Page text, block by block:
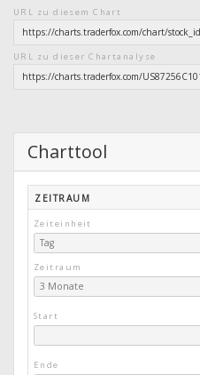
URL zu diesem Chart
URL zu dieser Chartanalyse
Charttool
ZEITRAUM
Zeiteinheit
Tag
Zeitraum
3 Monate
Start
Ende